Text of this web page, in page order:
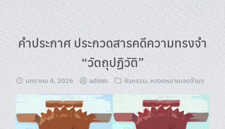
คำประกาศ ประกวดสารคดีความทรงจำ
“วัตถุปฏิวัติ”
มกราคม 4, 2026 admin กิจกรรม, หอจดหมายเจตจำนง